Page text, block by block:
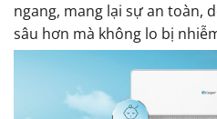
ngang, mang lại sự an toàn,
sâu hơn mà không lo bị